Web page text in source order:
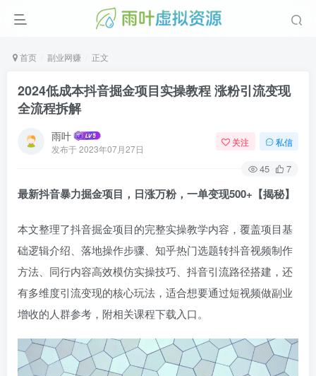
首页 副业网赚 正文
2024低成本抖音掘金项目实操教程 涨粉引流变现
全流程拆解
雨叶
发布于2023年07月27日
关注 私信
45 7
最新抖音暴力掘金项目，日涨万粉，一单变现500+【揭秘】
本文整理了抖音掘金项目的完整实操教学内容，覆盖项目基
础逻辑介绍、落地操作步骤、知乎热门选题转抖音视频制作
方法、同行内容高效模仿实操技巧、抖音引流路径搭建，还
有多维度引流变现的核心玩法，适合想要通过短视频做副业
增收的人群参考，附相关课程下载入口。